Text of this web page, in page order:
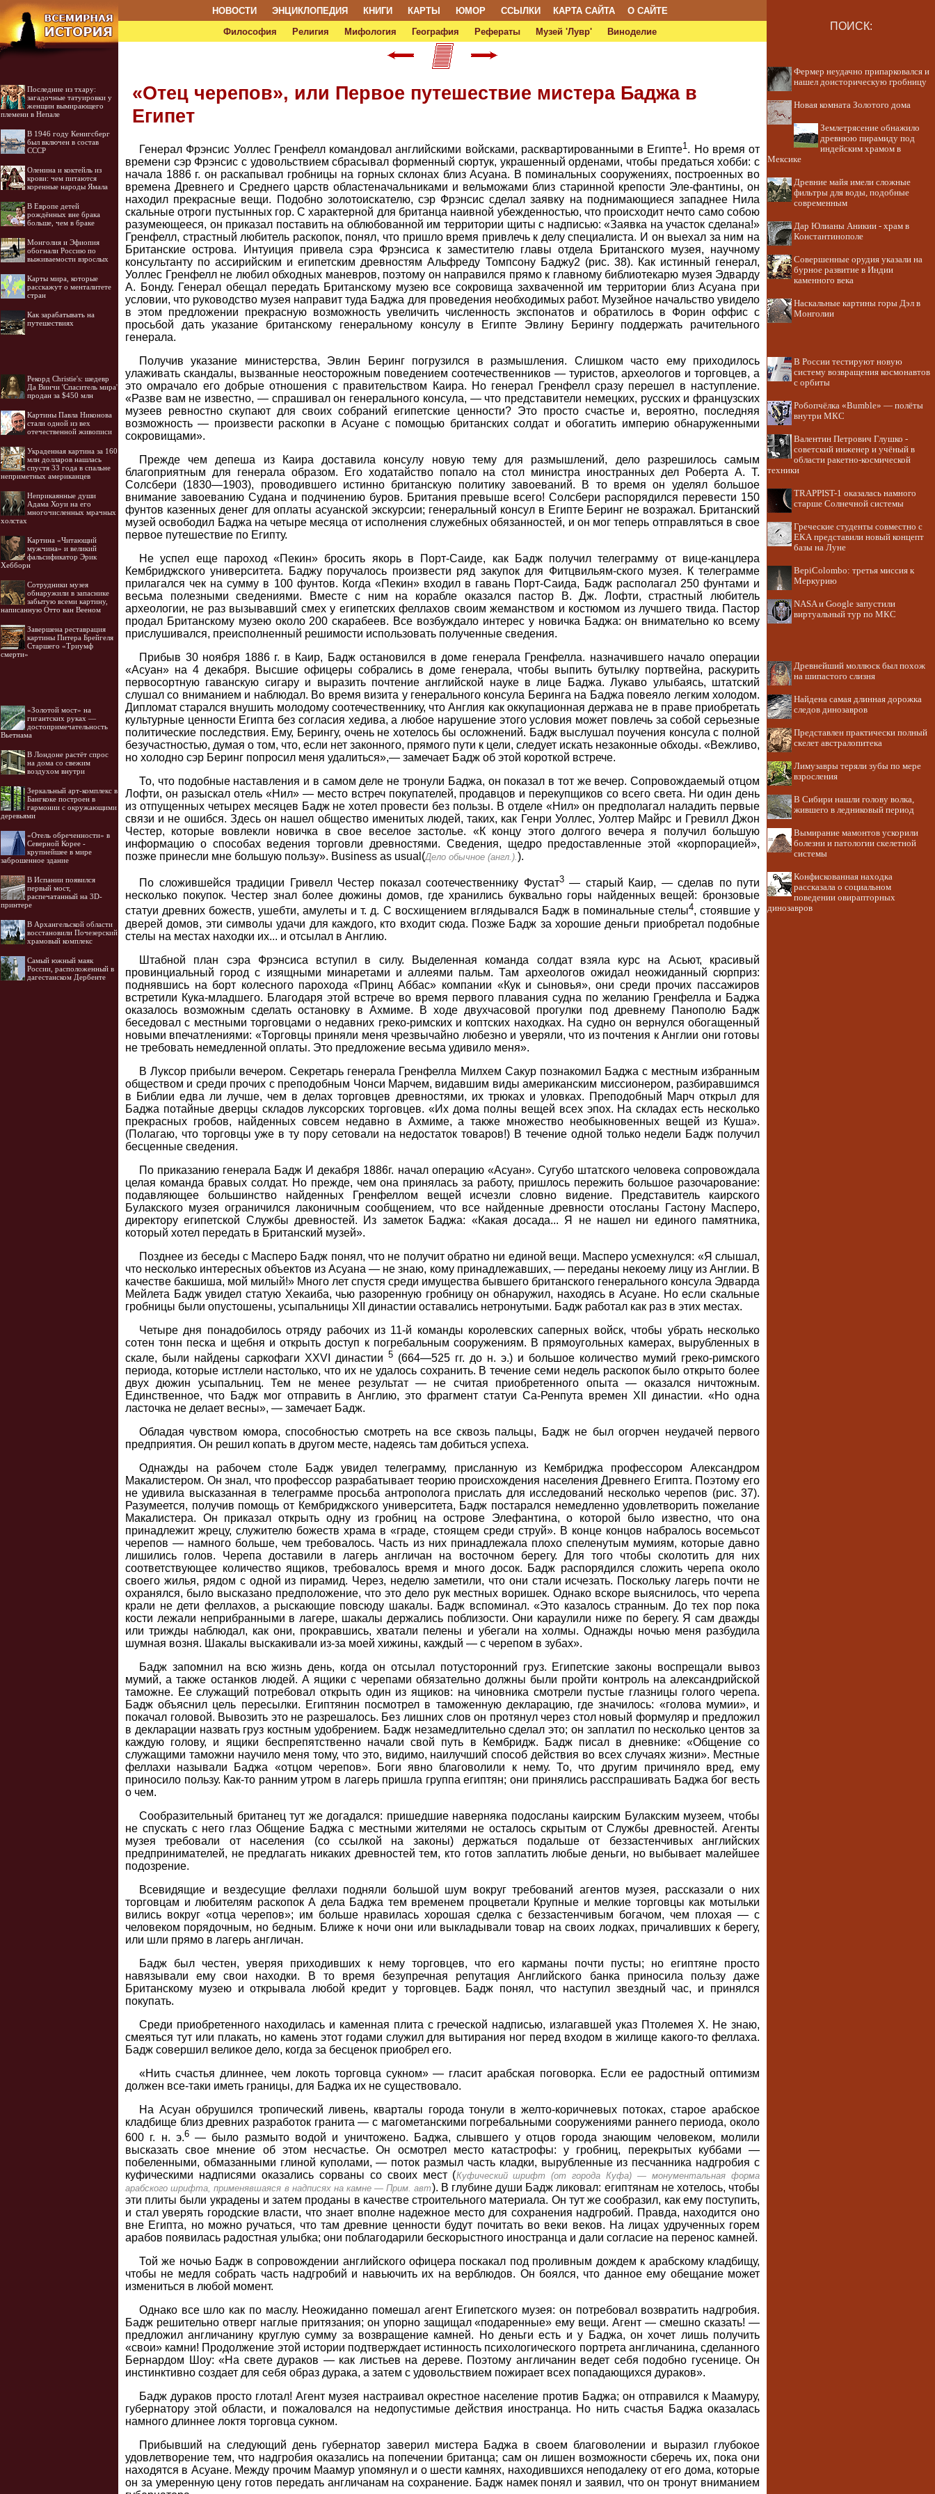
НОВОСТИ ЭНЦИКЛОПЕДИЯ КНИГИ КАРТЫ ЮМОР ССЫЛКИ КАРТА САЙТА
О САЙТЕ
Философия
Религия Мифология География Рефераты Музей 'Лувр' Виноделие ПОИСК:
Последние из тхару:
загадочные татуировки у
женщин вымирающего
племени в Непале
В 1946 году Кенигсберг
был включен в состав
СССР
Оленина и коктейль из
крови: чем питаются
коренные народы Ямала
В Европе детей
рождённых вне брака
больше, чем в браке
Монголия и Эфиопия
обогнали Россию по
выживаемости взрослых
Карты мира, которые
расскажут о менталитете
стран
Как зарабатывать на
путешествиях
Рекорд Christie's: шедевр
Да Винчи 'Спаситель мира'
продан за $450 млн
Картины Павла Никонова
стали одной из вех
отечественной живописи
Украденная картина за 160
млн долларов нашлась
спустя 33 года в спальне
неприметных американцев
Неприкаянные души
Адама Хоуи на его
многочисленных мрачных
холстах
Картина «Читающий
мужчина» и великий
фальсификатор Эрик
Хебборн
Cотрудники музея
обнаружили в запаснике
забытую всеми картину,
написанную Отто ван Вееном
Завершена реставрация
картины Питера Брейгеля
Старшего «Триумф
смерти»
«Золотой мост» на
гигантских руках —
достопримечательность
Вьетнама
В Лондоне растёт спрос
на дома со свежим
воздухом внутри
Зеркальный арт-комплекс в
Бангкоке построен в
гармонии с окружающими
деревьями
«Отель обреченности» в
Северной Корее -
крупнейшее в мире
заброшенное здание
В Испании появился
первый мост,
распечатанный на 3D-
принтере
В Архангельской области
восстановили Почезерский
храмовый комплекс
Самый южный маяк
России, расположенный в
дагестанском Дербенте
«Отец черепов», или Первое путешествие мистера Баджа в
Египет
Генерал Фрэнсис Уоллес Гренфелл командовал английскими войсками, расквартированными в Египте1 . Но время от
времени сэр Фрэнсис с удовольствием сбрасывал форменный сюртук, украшенный орденами, чтобы предаться хобби: с
начала 1886 г. он раскапывал гробницы на горных склонах близ Асуана. В поминальных сооружениях, построенных во
времена Древнего и Среднего царств областеначальниками и вельможами близ старинной крепости Эле-фантины, он
находил прекрасные вещи. Подобно золотоискателю, сэр Фрэнсис сделал заявку на поднимающиеся западнее Нила
скальные отроги пустынных гор. С характерной для британца наивной убежденностью, что происходит нечто само собою
разумеющееся, он приказал поставить на облюбованной им территории щиты с надписью: «Заявка на участок сделана!»
Гренфелл, страстный любитель раскопок, понял, что пришло время привлечь к делу специалиста. И он выехал за ним на
Британские острова. Интуиция привела сэра Фрэнсиса к заместителю главы отдела Британского музея, научному
консультанту по ассирийским и египетским древностям Альфреду Томпсону Баджу2 (рис. 38). Как истинный генерал,
Уоллес Гренфелл не любил обходных маневров, поэтому он направился прямо к главному библиотекарю музея Эдварду
А. Бонду. Генерал обещал передать Британскому музею все сокровища захваченной им территории близ Асуана при
условии, что руководство музея направит туда Баджа для проведения необходимых работ. Музейное начальство увидело
в этом предложении прекрасную возможность увеличить численность экспонатов и обратилось в Форин оффис с
просьбой дать указание британскому генеральному консулу в Египте Эвлину Берингу поддержать рачительного
генерала.
Получив указание министерства, Эвлин Беринг погрузился в размышления. Слишком часто ему приходилось
улаживать скандалы, вызванные неосторожным поведением соотечественников — туристов, археологов и торговцев, а
это омрачало его добрые отношения с правительством Каира. Но генерал Гренфелл сразу перешел в наступление.
«Разве вам не известно, — спрашивал он генерального консула, — что представители немецких, русских и французских
музеев ревностно скупают для своих собраний египетские ценности? Это просто счастье и, вероятно, последняя
возможность — произвести раскопки в Асуане с помощью британских солдат и обогатить империю обнаруженными
сокровищами».
Прежде чем депеша из Каира доставила консулу новую тему для размышлений, дело разрешилось самым
благоприятным для генерала образом. Его ходатайство попало на стол министра иностранных дел Роберта А. Т.
Солсбери (1830—1903), проводившего истинно британскую политику завоеваний. В то время он уделял большое
внимание завоеванию Судана и подчинению буров. Британия превыше всего! Солсбери распорядился перевести 150
фунтов казенных денег для оплаты асуанской экскурсии; генеральный консул в Египте Беринг не возражал. Британский
музей освободил Баджа на четыре месяца от исполнения служебных обязанностей, и он мог теперь отправляться в свое
первое путешествие по Египту.
Не успел еще пароход «Пекин» бросить якорь в Порт-Саиде, как Бадж получил телеграмму от вице-канцлера
Кембриджского университета. Баджу поручалось произвести ряд закупок для Фитцвильям-ского музея. К телеграмме
прилагался чек на сумму в 100 фунтов. Когда «Пекин» входил в гавань Порт-Саида, Бадж располагал 250 фунтами и
весьма полезными сведениями. Вместе с ним на корабле оказался пастор В. Дж. Лофти, страстный любитель
археологии, не раз вызывавший смех у египетских феллахов своим жеманством и костюмом из лучшего твида. Пастор
продал Британскому музею около 200 скарабеев. Все возбуждало интерес у новичка Баджа: он внимательно ко всему
прислушивался, преисполненный решимости использовать полученные сведения.
Прибыв 30 ноября 1886 г. в Каир, Бадж остановился в доме генерала Гренфелла. назначившего начало операции
«Асуан» на 4 декабря. Высшие офицеры собрались в доме генерала, чтобы выпить бутылку портвейна, раскурить
первосортную гаванскую сигару и выразить почтение английской науке в лице Баджа. Лукаво улыбаясь, штатский
слушал со вниманием и наблюдал. Во время визита у генерального консула Беринга на Баджа повеяло легким холодом.
Дипломат старался внушить молодому соотечественнику, что Англия как оккупационная держава не в праве приобретать
культурные ценности Египта без согласия хедива, а любое нарушение этого условия может повлечь за собой серьезные
политические последствия. Ему, Берингу, очень не хотелось бы осложнений. Бадж выслушал поучения консула с полной
безучастностью, думая о том, что, если нет законного, прямого пути к цели, следует искать незаконные обходы. «Вежливо,
но холодно сэр Беринг попросил меня удалиться»,— замечает Бадж об этой короткой встрече.
То, что подобные наставления и в самом деле не тронули Баджа, он показал в тот же вечер. Сопровождаемый отцом
Лофти, он разыскал отель «Нил» — место встреч покупателей, продавцов и перекупщиков со всего света. Ни один день
из отпущенных четырех месяцев Бадж не хотел провести без пользы. В отделе «Нил» он предполагал наладить первые
связи и не ошибся. Здесь он нашел общество именитых людей, таких, как Генри Уоллес, Уолтер Майрс и Гревилл Джон
Честер, которые вовлекли новичка в свое веселое застолье. «К концу этого долгого вечера я получил большую
информацию о способах ведения торговли древностями. Сведения, щедро предоставленные этой «корпорацией»,
позже принесли мне большую пользу». Business as usual(Дело обычное (англ.).).
По сложившейся традиции Гривелл Честер показал соотечественнику Фустат3— старый Каир, — сделав по пути
несколько покупок. Честер знал более дюжины домов, где хранились буквально горы найденных вещей: бронзовые
статуи древних божеств, ушебти, амулеты и т. д. С восхищением вглядывался Бадж в поминальные стелы4, стоявшие у
дверей домов, эти символы удачи для каждого, кто входит сюда. Позже Бадж за хорошие деньги приобретал подобные
стелы на местах находки их... и отсылал в Англию.
Штабной план сэра Фрэнсиса вступил в силу. Выделенная команда солдат взяла курс на Асьют, красивый
провинциальный город с изящными минаретами и аллеями пальм. Там археологов ожидал неожиданный сюрприз:
поднявшись на борт колесного парохода «Принц Аббас» компании «Кук и сыновья», они среди прочих пассажиров
встретили Кука-младшего. Благодаря этой встрече во время первого плавания судна по желанию Гренфелла и Баджа
оказалось возможным сделать остановку в Ахмиме. В ходе двухчасовой прогулки под древнему Панополю Бадж
беседовал с местными торговцами о недавних греко-римских и коптских находках. На судно он вернулся обогащенный
новыми впечатлениями: «Торговцы приняли меня чрезвычайно любезно и уверяли, что из почтения к Англии они готовы
не требовать немедленной оплаты. Это предложение весьма удивило меня».
В Луксор прибыли вечером. Секретарь генерала Гренфелла Милхем Сакур познакомил Баджа с местным избранным
обществом и среди прочих с преподобным Чонси Марчем, видавшим виды американским миссионером, разбиравшимся
в Библии едва ли лучше, чем в делах торговцев древностями, их трюках и уловках. Преподобный Марч открыл для
Баджа потайные дверцы складов луксорских торговцев. «Их дома полны вещей всех эпох. На складах есть несколько
прекрасных гробов, найденных совсем недавно в Ахмиме, а также множество необыкновенных вещей из Куша».
(Полагаю, что торговцы уже в ту пору сетовали на недостаток товаров!) В течение одной только недели Бадж получил
бесценные сведения.
По приказанию генерала Бадж И декабря 1886г. начал операцию «Асуан». Сугубо штатского человека сопровождала
целая команда бравых солдат. Но прежде, чем она принялась за работу, пришлось пережить большое разочарование:
подавляющее большинство найденных Гренфеллом вещей исчезли словно видение. Представитель каирского
Булакского музея ограничился лаконичным сообщением, что все найденные древности отосланы Гастону Масперо,
директору египетской Службы древностей. Из заметок Баджа: «Какая досада... Я не нашел ни единого памятника,
который хотел передать в Британский музей».
Позднее из беседы с Масперо Бадж понял, что не получит обратно ни единой вещи. Масперо усмехнулся: «Я слышал,
что несколько интересных объектов из Асуана — не знаю, кому принадлежавших, — переданы некоему лицу из Англии. В
качестве бакшиша, мой милый!» Много лет спустя среди имущества бывшего британского генерального консула Эдварда
Мейлета Бадж увидел статую Хекаиба, чью разоренную гробницу он обнаружил, находясь в Асуане. Но если скальные
гробницы были опустошены, усыпальницы XII династии оставались нетронутыми. Бадж работал как раз в этих местах.
Четыре дня понадобилось отряду рабочих из 11-й команды королевских саперных войск, чтобы убрать несколько
сотен тонн песка и щебня и открыть доступ к погребальным сооружениям. В прямоугольных камерах, вырубленных в
скале, были найдены саркофаги XXVI династии 5 (664—525 гг. до н. э.) и большое количество мумий греко-римского
периода, которые истлели настолько, что их не удалось сохранить. В течение семи недель раскопок было открыто более
двух дюжин усыпальниц. Тем не менее результат — не считая приобретенного опыта — оказался ничтожным.
Единственное, что Бадж мог отправить в Англию, это фрагмент статуи Са-Ренпута времен XII династии. «Но одна
ласточка не делает весны», — замечает Бадж.
Обладая чувством юмора, способностью смотреть на все сквозь пальцы, Бадж не был огорчен неудачей первого
предприятия. Он решил копать в другом месте, надеясь там добиться успеха.
Однажды на рабочем столе Бадж увидел телеграмму, присланную из Кембриджа профессором Александром
Макалистером. Он знал, что профессор разрабатывает теорию происхождения населения Древнего Египта. Поэтому его
не удивила высказанная в телеграмме просьба антрополога прислать для исследований несколько черепов (рис. 37).
Разумеется, получив помощь от Кембриджского университета, Бадж постарался немедленно удовлетворить пожелание
Макалистера. Он приказал открыть одну из гробниц на острове Элефантина, о которой было известно, что она
принадлежит жрецу, служителю божеств храма в «граде, стоящем среди струй». В конце концов набралось восемьсот
черепов — намного больше, чем требовалось. Часть из них принадлежала плохо спеленутым мумиям, которые давно
лишились голов. Черепа доставили в лагерь англичан на восточном берегу. Для того чтобы сколотить для них
соответствующее количество ящиков, требовалось время и много досок. Бадж распорядился сложить черепа около
своего жилья, рядом с одной из пирамид. Через, неделю заметили, что они стали исчезать. Поскольку лагерь почти не
охранялся, было высказано предположение, что это дело рук местных воришек. Однако вскоре выяснилось, что черепа
крали не дети феллахов, а рыскающие повсюду шакалы. Бадж вспоминал. «Это казалось странным. До тех пор пока
кости лежали неприбранными в лагере, шакалы держались поблизости. Они караулили ниже по берегу. Я сам дважды
или трижды наблюдал, как они, прокравшись, хватали пелены и убегали на холмы. Однажды ночью меня разбудила
шумная возня. Шакалы выскакивали из-за моей хижины, каждый — с черепом в зубах».
Бадж запомнил на всю жизнь день, когда он отсылал потусторонний груз. Египетские законы воспрещали вывоз
мумий, а также останков людей. А ящики с черепами обязательно должны были пройти контроль на александрийской
таможне. Ее служащий потребовал открыть один из ящиков: на чиновника смотрели пустые глазницы голого черепа.
Бадж объяснил цель пересылки. Египтянин посмотрел в таможенную декларацию, где значилось: «голова мумии», и
покачал головой. Вывозить это не разрешалось. Без лишних слов он протянул через стол новый формуляр и предложил
в декларации назвать груз костным удобрением. Бадж незамедлительно сделал это; он заплатил по несколько центов за
каждую голову, и ящики беспрепятственно начали свой путь в Кембридж. Бадж писал в дневнике: «Общение со
служащими таможни научило меня тому, что это, видимо, наилучший способ действия во всех случаях жизни». Местные
феллахи называли Баджа «отцом черепов». Боги явно благоволили к нему. То, что другим причиняло вред, ему
приносило пользу. Как-то ранним утром в лагерь пришла группа египтян; они принялись расспрашивать Баджа бог весть
о чем.
Сообразительный британец тут же догадался: пришедшие наверняка подосланы каирским Булакским музеем, чтобы
не спускать с него глаз Общение Баджа с местными жителями не осталось скрытым от Службы древностей. Агенты
музея требовали от населения (со ссылкой на законы) держаться подальше от беззастенчивых английских
предпринимателей, не предлагать никаких древностей тем, кто готов заплатить любые деньги, но выбывает малейшее
подозрение.
Всевидящие и вездесущие феллахи подняли большой шум вокруг требований агентов музея, рассказали о них
торговцам и любителям раскопок А дела Баджа тем временем процветали Крупные и мелкие торговцы как мотыльки
вились вокруг «отца черепов»; им больше нравилась хорошая сделка с беззастенчивым богачом, чем плохая — с
человеком порядочным, но бедным. Ближе к ночи они или выкладывали товар на своих лодках, причаливших к берегу,
или шли прямо в лагерь англичан.
Бадж был честен, уверяя приходивших к нему торговцев, что его карманы почти пусты; но египтяне просто
навязывали ему свои находки. В то время безупречная репутация Английского банка приносила пользу даже
Британскому музею и открывала любой кредит у торговцев. Бадж понял, что наступил звездный час, и принялся
покупать.
Среди приобретенного находилась и каменная плита с греческой надписью, излагавшей указ Птолемея X. Не знаю,
смеяться тут или плакать, но камень этот годами служил для вытирания ног перед входом в жилище какого-то феллаха.
Бадж совершил великое дело, когда за бесценок приобрел его.
«Нить счастья длиннее, чем локоть торговца сукном» — гласит арабская поговорка. Если ее радостный оптимизм
должен все-таки иметь границы, для Баджа их не существовало.
На Асуан обрушился тропический ливень, кварталы города тонули в желто-коричневых потоках, старое арабское
кладбище близ древних разработок гранита — с магометанскими погребальными сооружениями раннего периода, около
600 г. н. э.6— было размыто водой и уничтожено. Баджа, слывшего у отцов города знающим человеком, молили
высказать свое мнение об этом несчастье. Он осмотрел место катастрофы: у гробниц, перекрытых куббами —
побеленными, обмазанными глиной куполами, — поток размыл часть кладки, вырубленные из песчанника надгробия с
куфическими надписями оказались сорваны со своих мест (Куфический шрифт (от города Куфа) — монументальная форма
арабского шрифта, применявшаяся в надписях на камне — Прим. авт). В глубине души Бадж ликовал: египтянам не хотелось, чтобы
эти плиты были украдены и затем проданы в качестве строительного материала. Он тут же сообразил, как ему поступить,
и стал уверять городские власти, что знает вполне надежное место для сохранения надгробий. Правда, находится оно
вне Египта, но можно ручаться, что там древние ценности будут почитать во веки веков. На лицах удрученных горем
арабов появилась радостная улыбка; они поблагодарили бескорыстного иностранца и дали согласие на перенос камней.
Той же ночью Бадж в сопровождении английского офицера поскакал под проливным дождем к арабскому кладбищу,
чтобы не медля собрать часть надгробий и навьючить их на верблюдов. Он боялся, что данное ему обещание может
измениться в любой момент.
Однако все шло как по маслу. Неожиданно помешал агент Египетского музея: он потребовал возвратить надгробия.
Бадж решительно отверг наглые притязания; он упорно защищал «подаренные» ему вещи. Агент — смешно сказать! —
предложил англичанину круглую сумму за возвращение камней. Но деньги есть и у Баджа, он хочет лишь получить
«свои» камни! Продолжение этой истории подтверждает истинность психологического портрета англичанина, сделанного
Бернардом Шоу: «На свете дураков — как листьев на дереве. Поэтому англичанин ведет себя подобно гусенице. Он
инстинктивно создает для себя образ дурака, а затем с удовольствием пожирает всех попадающихся дураков».
Бадж дураков просто глотал! Агент музея настраивал окрестное население против Баджа; он отправился к Маамуру,
губернатору этой области, и пожаловался на недопустимые действия иностранца. Но нить счастья Баджа оказалась
намного длиннее локтя торговца сукном.
Прибывший на следующий день губернатор заверил мистера Баджа в своем благоволении и выразил глубокое
удовлетворение тем, что надгробия оказались на попечении британца; сам он лишен возможности сберечь их, пока они
находятся в Асуане. Между прочим Маамур упомянул и о шести камнях, находившихся неподалеку от его дома, которые
он за умеренную цену готов передать англичанам на сохранение. Бадж намек понял и заявил, что он тронут вниманием
Фермер неудачно припарковался и
нашел доисторическую гробницу
Новая комната Золотого дома
Землетрясение обнажило
древнюю пирамиду под
индейским храмом в
Мексике
Древние майя имели сложные
фильтры для воды, подобные
современным
Дар Юлианы Аникии - храм в
Константинополе
Совершенные орудия указали на
бурное развитие в Индии
каменного века
Наскальные картины горы Дэл в
Монголии
В России тестируют новую
систему возвращения космонавтов
с орбиты
Робопчёлка «Bumble» — полёты
внутри МКС
Валентин Петрович Глушко -
советский инженер и учёный в
области ракетно-космической
техники
TRAPPIST-1 оказалась намного
старше Солнечной системы
Греческие студенты совместно с
ЕКА представили новый концепт
базы на Луне
BepiColombo: третья миссия к
Меркурию
NASA и Google запустили
виртуальный тур по МКС
Древнейший моллюск был похож
на шипастого слизня
Найдена самая длинная дорожка
следов динозавров
Представлен практически полный
скелет австралопитека
Лимузавры теряли зубы по мере
взросления
В Сибири нашли голову волка,
жившего в ледниковый период
Вымирание мамонтов ускорили
болезни и патологии скелетной
системы
Конфискованная находка
рассказала о социальном
поведении овирапторных
динозавров